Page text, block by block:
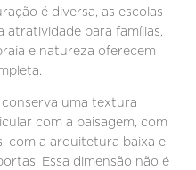
é diversa, as escolas
atratividade para famílias,
e natureza oferecem
uma textura
com a paisagem, com
com a arquitetura baixa e
Essa dimensão não é